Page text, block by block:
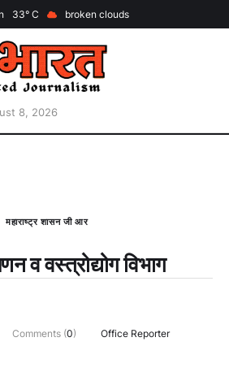
33 broken clouds
8, 2026
महाराष्ट्र शासन जी आर
व वस्‍त्रोद्योग विभाग
Comments (0) Office Reporter